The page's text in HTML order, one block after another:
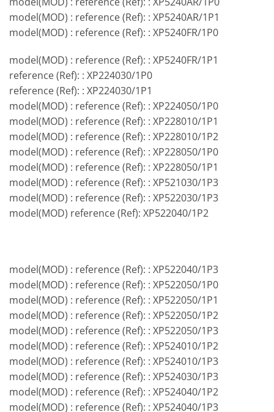
model(MOD) : reference (Ref): : XP5240AR/1P1
model(MOD) : reference (Ref): : XP5240FR/1P0
model(MOD) : reference (Ref): : XP5240FR/1P1
reference (Ref): : XP224030/1P0
reference (Ref): : XP224030/1P1
model(MOD) : reference (Ref): : XP224050/1P0
model(MOD) : reference (Ref): : XP228010/1P1
model(MOD) : reference (Ref): : XP228010/1P2
model(MOD) : reference (Ref): : XP228050/1P0
model(MOD) : reference (Ref): : XP228050/1P1
model(MOD) : reference (Ref): : XP521030/1P3
model(MOD) : reference (Ref): : XP522030/1P3
model(MOD) reference (Ref): XP522040/1P2
model(MOD) : reference (Ref): : XP522040/1P3
model(MOD) : reference (Ref): : XP522050/1P0
model(MOD) : reference (Ref): : XP522050/1P1
model(MOD) : reference (Ref): : XP522050/1P2
model(MOD) : reference (Ref): : XP522050/1P3
model(MOD) : reference (Ref): : XP524010/1P2
model(MOD) : reference (Ref): : XP524010/1P3
model(MOD) : reference (Ref): : XP524030/1P3
model(MOD) : reference (Ref): : XP524040/1P2
model(MOD) : reference (Ref): : XP524040/1P3